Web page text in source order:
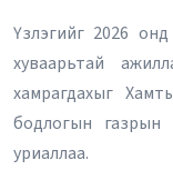
Үзлэгийг 2026
хуваарьтай
хамрагдахыг
бодлогын газрын
уриаллаа.